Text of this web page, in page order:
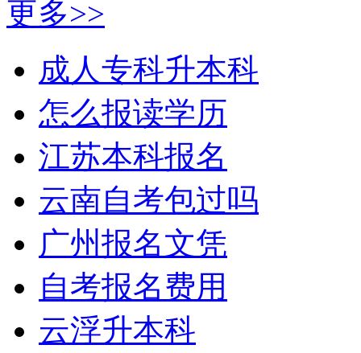
更多>>
成人专科升本科
怎么报读学历
江苏本科报名
云南自考包过吗
广州报名文凭
自考报名费用
云浮升本科